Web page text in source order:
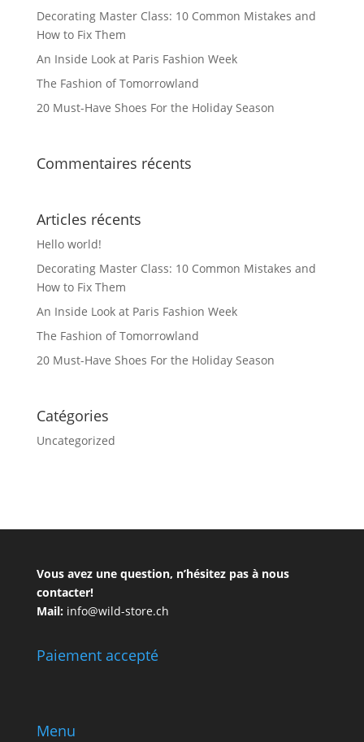
sur
page
du
produit
Decorating Master Class: 10 Common Mistakes and
How to Fix Them
An Inside Look at Paris Fashion Week
The Fashion of Tomorrowland
20 Must-Have Shoes For the Holiday Season
Commentaires récents
Articles récents
Hello world!
Decorating Master Class: 10 Common Mistakes and
How to Fix Them
An Inside Look at Paris Fashion Week
The Fashion of Tomorrowland
20 Must-Have Shoes For the Holiday Season
Catégories
Uncategorized
Vous avez une question, n’hésitez pas à nous
contacter!
Mail:info@wild-store.ch
Paiement accepté
Menu